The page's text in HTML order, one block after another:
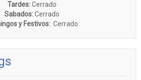
Tardes:Cerrado
Sabados:Cerrado
y Festivos:Cerrado